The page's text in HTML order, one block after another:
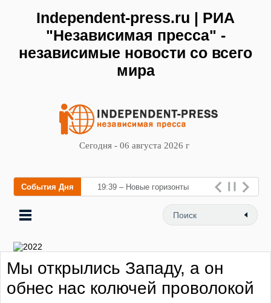
Independent-press.ru | РИА
"Независимая пресса" -
независимые новости со всего
мира
Сегодня - 06 августа 2026 г
События Дня 19:39 – Новые горизонты
флебологии: в Москве
открылся «Городской центр
заболеваний вен и
профилактики тромбоза
Мы открылись Западу, а он
обнес нас колючей проволокой